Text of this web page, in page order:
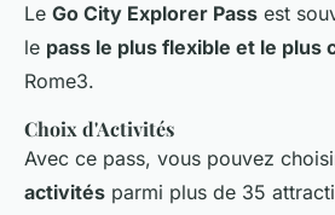
Le Go City Explorer Pass est
le pass le plus flexible et le plus
Rome3.
Choix d'Activités
Avec ce pass, vous pouvez
activités parmi plus de 35